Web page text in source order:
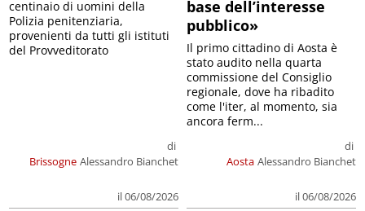
Brissogne
di
Alessandro Bianchet
il 06/08/2026
centinaio di uomini della
Polizia penitenziaria,
provenienti da tutti gli istituti
del Provveditorato
base dell’interesse
pubblico»
Aosta
di
Alessandro Bianchet
il 06/08/2026
Il primo cittadino di Aosta è
stato audito nella quarta
commissione del Consiglio
regionale, dove ha ribadito
come l'iter, al momento, sia
ancora ferm...